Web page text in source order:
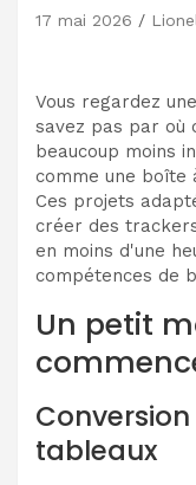
17 mai 2026 Lionel
Vous regardez
savez pas par où
beaucoup moins
comme une boîte
Ces projets
créer des
en moins d'une
compétences de
Un petit
tableaux